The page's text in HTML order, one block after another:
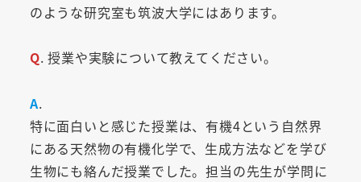
のような研究室も筑波大学にはあります。
Q. 授業や実験について教えてください。
A.
特に面白いと感じた授業は、有機4という自然界
にある天然物の有機化学で、生成方法などを学び
生物にも絡んだ授業でした。担当の先生が学問に